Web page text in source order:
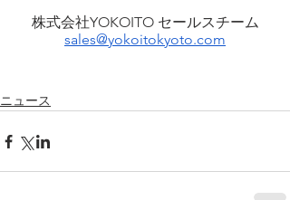
株式会社YOKOITO セールスチーム
sales@yokoitokyoto.com
ニュース